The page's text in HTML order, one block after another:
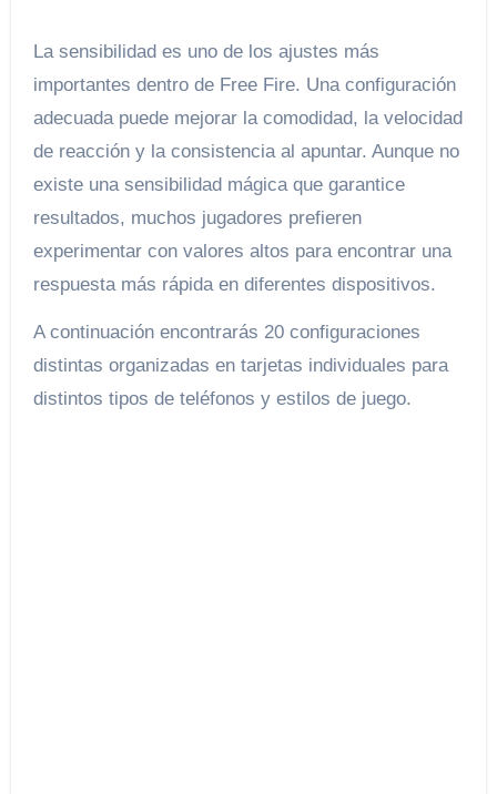
La sensibilidad es uno de los ajustes más
importantes dentro de Free Fire. Una configuración
adecuada puede mejorar la comodidad, la velocidad
de reacción y la consistencia al apuntar. Aunque no
existe una sensibilidad mágica que garantice
resultados, muchos jugadores prefieren
experimentar con valores altos para encontrar una
respuesta más rápida en diferentes dispositivos.
A continuación encontrarás 20 configuraciones
distintas organizadas en tarjetas individuales para
distintos tipos de teléfonos y estilos de juego.